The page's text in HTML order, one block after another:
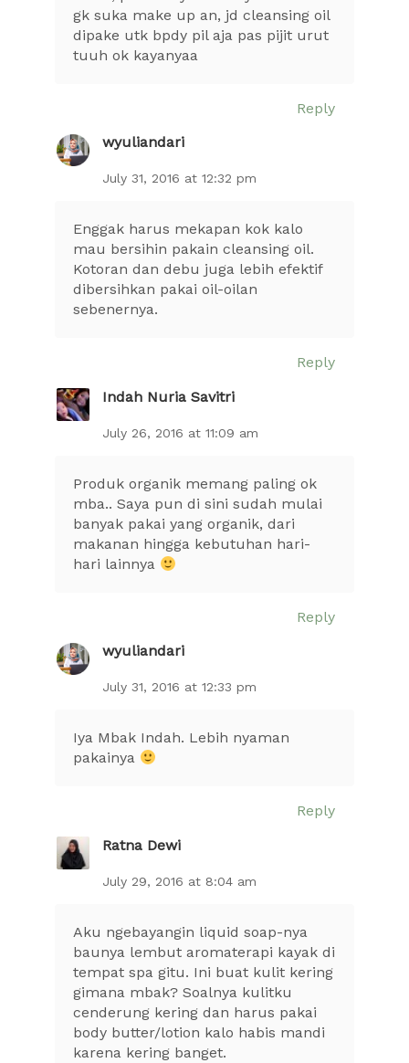
gk suka make up an, jd cleansing oil
dipake utk bpdy pil aja pas pijit urut
tuuh ok kayanyaa
Reply
wyuliandari
July 31, 2016 at 12:32 pm
Enggak harus mekapan kok kalo
mau bersihin pakain cleansing oil.
Kotoran dan debu juga lebih efektif
dibersihkan pakai oil-oilan
sebenernya.
Reply
Indah Nuria Savitri
July 26, 2016 at 11:09 am
Produk organik memang paling ok
mba.. Saya pun di sini sudah mulai
banyak pakai yang organik, dari
makanan hingga kebutuhan hari-
hari lainnya
Reply
wyuliandari
July 31, 2016 at 12:33 pm
Iya Mbak Indah. Lebih nyaman
pakainya
Reply
Ratna Dewi
July 29, 2016 at 8:04 am
Aku ngebayangin liquid soap-nya
baunya lembut aromaterapi kayak di
tempat spa gitu. Ini buat kulit kering
gimana mbak? Soalnya kulitku
cenderung kering dan harus pakai
body butter/lotion kalo habis mandi
karena kering banget.